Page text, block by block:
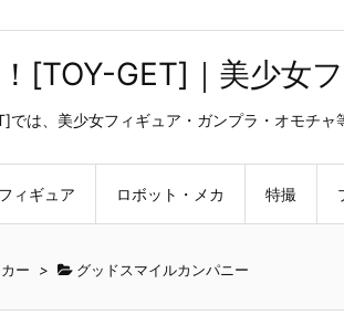
[TOY-GET]｜美少女
では、美少女フィギュア・ガンプラ・オモチ
フィギュア ロボット・メカ 特撮
ー > グッドスマイルカンパニー